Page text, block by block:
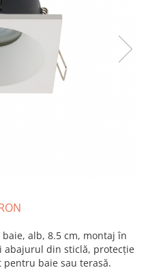
alb, 8.5 cm, montaj în
abajurul din sticlă, protecție
pentru baie sau terasă.